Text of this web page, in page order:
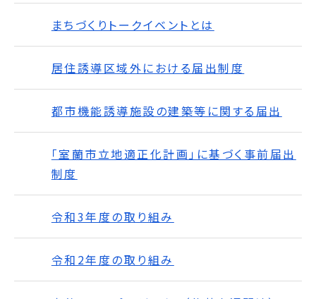
まちづくりトークイベントとは
居住誘導区域外における届出制度
都市機能誘導施設の建築等に関する届出
「室蘭市立地適正化計画」に基づく事前届出
制度
令和3年度の取り組み
令和2年度の取り組み